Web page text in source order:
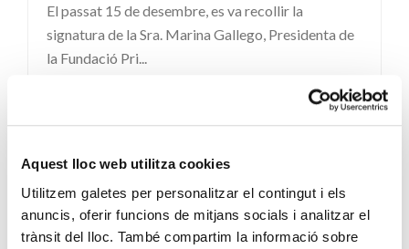
Aquest lloc web utilitza cookies
Utilitzem galetes per personalitzar el contingut i els
anuncis, oferir funcions de mitjans socials i analitzar el
trànsit del lloc. També compartim la informació sobre
El passat 15 de desembre, es va recollir la
signatura de la Sra. Marina Gallego, Presidenta de
la Fundació Pri...
VEURE'N MÉS